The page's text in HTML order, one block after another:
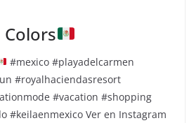
#mexico #playadelcarmen
#royalhaciendasresort
#vacation #shopping
#keilaenmexico Ver en Instagram